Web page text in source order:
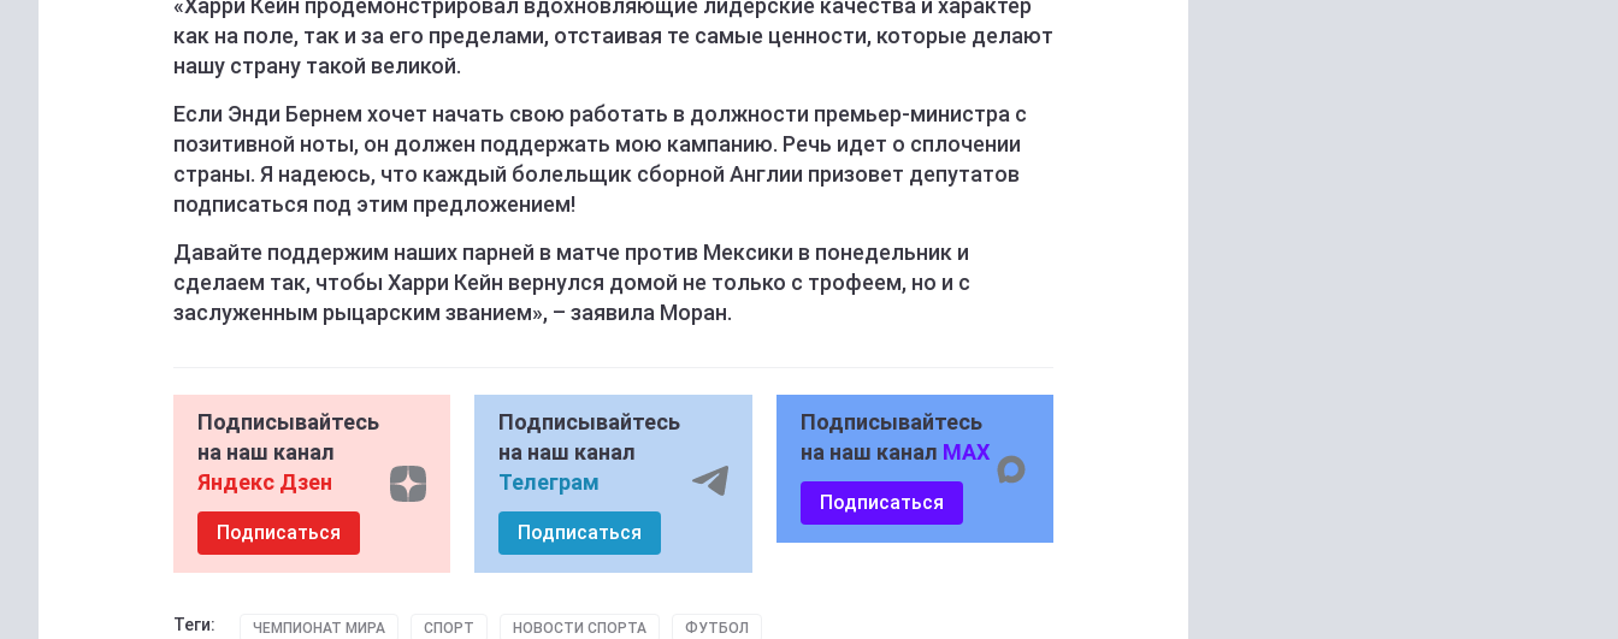
«Харри Кейн продемонстрировал вдохновляющие лидерские качества и характер
как на поле, так и за его пределами, отстаивая те самые ценности, которые делают
нашу страну такой великой.
Если Энди Бернем хочет начать свою работать в должности премьер-министра с
позитивной ноты, он должен поддержать мою кампанию. Речь идет о сплочении
страны. Я надеюсь, что каждый болельщик сборной Англии призовет депутатов
подписаться под этим предложением!
Давайте поддержим наших парней в матче против Мексики в понедельник и
сделаем так, чтобы Харри Кейн вернулся домой не только с трофеем, но и с
заслуженным рыцарским званием», – заявила Моран.
Подписывайтесь
на наш канал
Яндекс Дзен
Подписаться
Подписывайтесь
на наш канал
Телеграм
Подписаться
Подписывайтесь
на наш канал MAX
Подписаться
Теги: ЧЕМПИОНАТ МИРА СПОРТ НОВОСТИ СПОРТА ФУТБОЛ